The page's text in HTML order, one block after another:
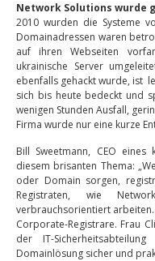
Network Solutions wurde
2010 wurden die Systeme
Domainadressen waren
auf ihren Webseiten
ukrainische Server
ebenfalls gehackt wurde, ist
sich bis heute bedeckt und
wenigen Stunden Ausfall,
Firma wurde nur eine kurze
Bill Sweetmann, CEO eines
diesem brisanten Thema:
oder Domain sorgen,
Registraten, wie
verbrauchsorientiert
Corporate-Registrare. Frau
der IT-
Domainlösung sicher und